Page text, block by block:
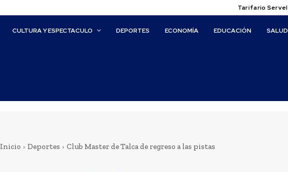
Tarifario Servel
CULTURA Y ESPECTACULO DEPORTES ECONOMÍA EDUCACIÓN SALUD
Inicio Deportes Club Master de Talca de regreso a las pistas